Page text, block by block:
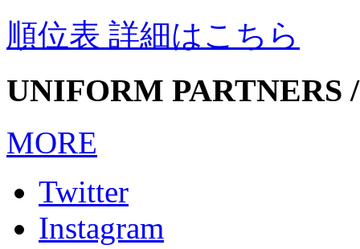
順位表 詳細はこちら
UNIFORM PARTNERS
MORE
Twitter
Instagram